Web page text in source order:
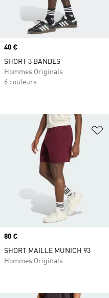
Prix
40 €
SHORT 3 BANDES
Hommes Originals
6 couleurs
Prix
80 €
SHORT MAILLE MUNICH 93
Hommes Originals